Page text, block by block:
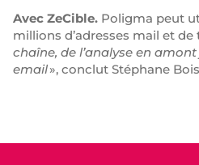
Avec ZeCible. Poligma peut
millions d’adresses mail et
chaîne, de l’analyse en
email», conclut Stéphane